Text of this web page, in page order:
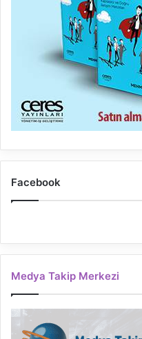
Facebook
Medya Takip Merkezi